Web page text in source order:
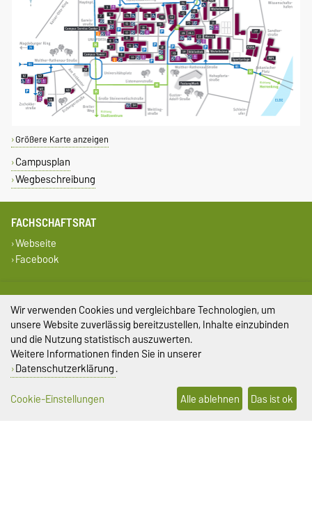
Größere Karte anzeigen
Campusplan
Wegbeschreibung
FACHSCHAFTSRAT
Webseite
Facebook
Gleichstellungsbeauftragte
Büro für Gleichstellungsfragen
SERVICE
Universitätsrechenzentrum
Studentenwerk Magdeburg
Wir verwenden Cookies und vergleichbare Technologien, um
unsere Website zuverlässig bereitzustellen, Inhalte einzubinden
und die Nutzung statistisch auszuwerten.
Weitere Informationen finden Sie in unserer
Datenschutzerklärung.
Cookie-Einstellungen
Alle ablehnen Das ist ok